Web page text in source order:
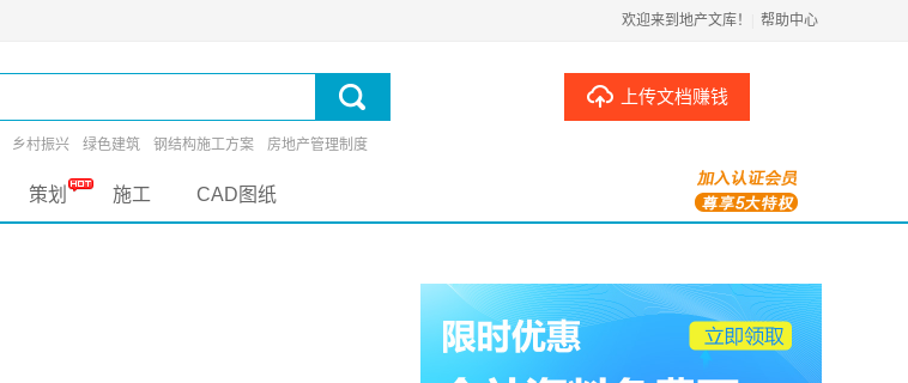
欢迎来到地产文库！ 帮助中心
乡村振兴 绿色建筑 钢结构施工方案 房地产管理制度
上传文档赚钱
策划 施工 CAD图纸